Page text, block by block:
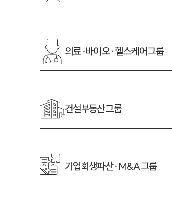
의료·바이오·헬스케어그룹
건설부동산그룹
기업회생파산·M&A그룹